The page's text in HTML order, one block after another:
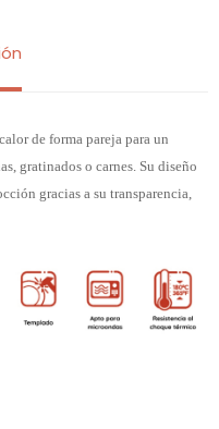
de forma pareja para un
gratinados o carnes. Su diseño
gracias a su transparencia,